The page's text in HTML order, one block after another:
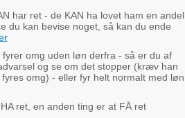
har ret - de KAN ha lovet ham en andel
du kan bevise noget, så kan du ende
omg uden løn derfra - så er du af
og se om det stopper (kræv han
omg) - eller fyr helt normalt med løn
ret, en anden ting er at FÅ ret